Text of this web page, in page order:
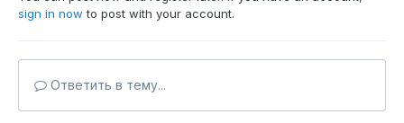
sign in now to post with your account.
Ответить в тему...